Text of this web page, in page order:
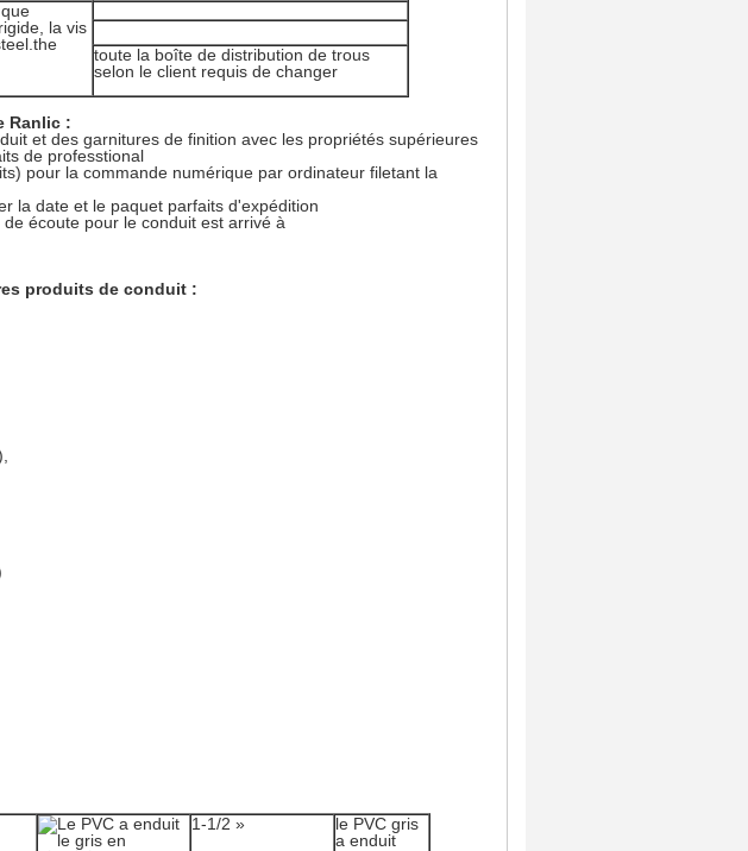
la vis
toute la boîte de distribution de trous
selon le client requis de changer
Ranlic :
et des garnitures de finition avec les propriétés supérieures
de professtional
pour la commande numérique par ordinateur filetant la
la date et le paquet parfaits d'expédition
écoute pour le conduit est arrivé à
produits de conduit :
1-1/2 »
le PVC gris
a enduit